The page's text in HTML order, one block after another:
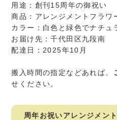
用途：創刊15周年の御祝い
商品：アレンジメントフラワ
カラー：白色と緑色でナチュ
お届け先：千代田区九段南
配達日：2025年10月
搬入時間の指定などあれば、
せください。
周年お祝いアレンジメン